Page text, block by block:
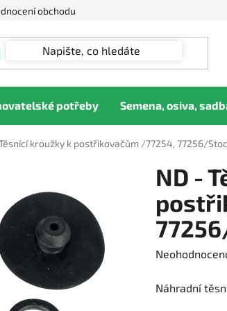
obchodu
potřeby Semena, osiva,
kroužky k postřikovačům /77254, 77256/
ND -
Průměrné
produktu
Náhradní